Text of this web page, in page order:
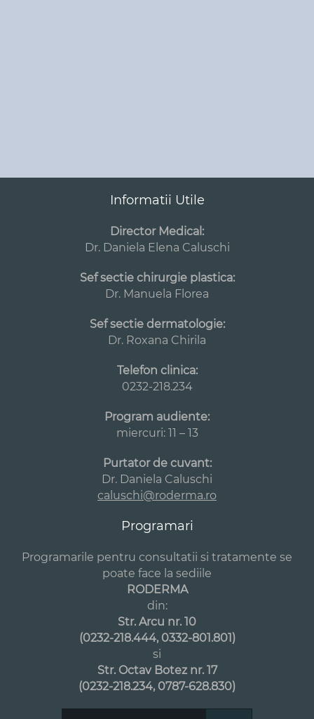
Informatii Utile
Director Medical:
Dr. Daniela Elena Caluschi
Sef sectie chirurgie plastica:
Dr. Manuela Florea
Sef sectie dermatologie:
Dr. Roxana Chirila
Telefon clinica:
0232-218.234
Program audiente:
miercuri: 11 – 13
Purtator de cuvant:
Dr. Daniela Caluschi
caluschi@roderma.ro
Programari
Programarile pentru consultatii si tratamente se
poate face la sediile
RODERMA
din:
Str. Arcu nr. 10
(0232-218.444, 0332-801.801)
si
Str. Octav Botez nr. 17
(0232-218.234, 0787-628.830)